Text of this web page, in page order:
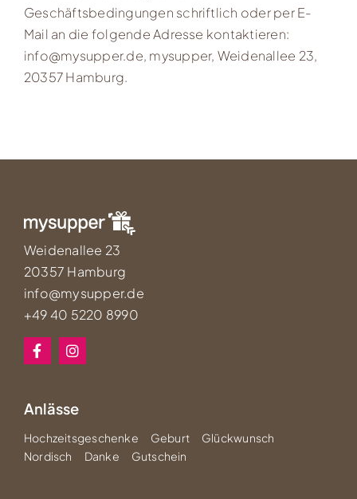
Geschäftsbedingungen schriftlich oder per E-
Mail an die folgende Adresse kontaktieren:
info@mysupper.de, mysupper, Weidenallee 23,
20357 Hamburg.
Weidenallee 23
20357 Hamburg
info@mysupper.de
+49 40 5220 8990
Anlässe
Hochzeitsgeschenke Geburt
Glückwunsch
Nordisch
Danke Gutschein